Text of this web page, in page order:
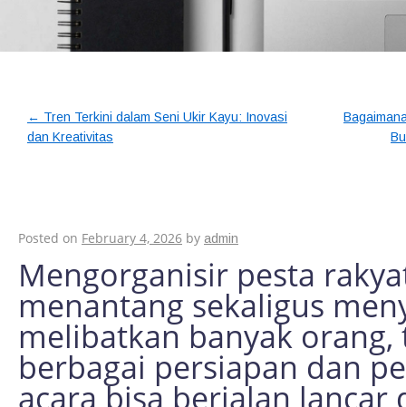
← Tren Terkini dalam Seni Ukir Kayu: Inovasi
dan Kreativitas
Posted on February 4, 2026 by admin
Mengorganisir pesta
menantang sekaligus
melibatkan banyak
berbagai persiapan dan
acara bisa berjalan